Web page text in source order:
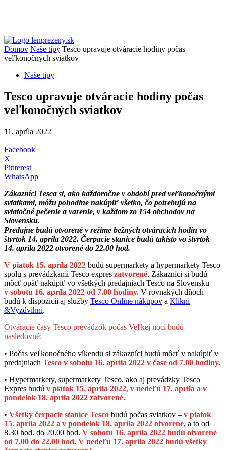
Domov Naše tipy Tesco upravuje otváracie hodiny počas
veľkonočných sviatkov
Naše tipy
Tesco upravuje otváracie hodiny počas
veľkonočných sviatkov
11. apríla 2022
Facebook
X
Pinterest
WhatsApp
Zákazníci Tesca si, ako každoročne v období pred veľkonočnými
sviatkami, môžu pohodlne nakúpiť všetko, čo potrebujú na
sviatočné pečenie a varenie, v každom zo 154 obchodov na
Slovensku.
Predajne budú otvorené v režime bežných otváracích hodín vo
štvrtok 14. apríla 2022. Čerpacie stanice budú takisto vo štvrtok
14. apríla 2022 otvorené do 22.00 hod.
V piatok 15. apríla 2022 budú supermarkety a hypermarkety Tesco
spolu s prevádzkami Tesco expres zatvorené. Zákazníci si budú
môcť opäť nakúpiť vo všetkých predajniach Tesco na Slovensku
v sobotu 16. apríla 2022 od 7.00 hodiny. V rovnakých dňoch
budú k dispozícii aj služby Tesco Online nákupov a Klikni
&Vyzdvihni.
Otváracie časy Tesco prevádzok počas Veľkej noci budú
nasledovné:
• Počas veľkonočného víkendu si zákazníci budú môcť v nakúpiť v
predajniach Tesco v sobotu 16. apríla 2022 v čase od 7.00 hodiny.
• Hypermarkety, supermarkety Tesco, ako aj prevádzky Tesco
Expres budú v piatok 15. apríla 2022, v nedeľu 17. apríla a v
pondelok 18. apríla 2022 zatvorené.
• Všetky čerpacie stanice Tesco budú počas sviatkov – v piatok
15. apríla 2022 a v pondelok 18. apríla 2022 otvorené, a to od
8.30 hod. do 20.00 hod. V sobotu 16. apríla 2022 budú otvorené
od 7.00 do 22.00 hod. V nedeľu 17. apríla 2022 budú všetky